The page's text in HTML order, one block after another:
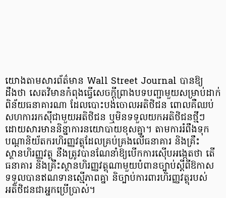
យោងតាមសារព័ត៌មាន Wall Street Journal បានឱ្យ
ដឹងថា សេតវិមានកំពុងធ្វើសេចក្តីព្រាងបទបញ្ជាមួយសម្រាប់ដាក់
ពិន័យធនាគារណា ដែលបោះបង់ចោលអតិថិជន ពោលគឺឈប់
សហការរកស៊ីជាមួយអតិថិជន ឬមិនទទួលយកអតិថិជនថ្មីៗ
ដោយសារមាននិន្នាការនយោបាយខុសគ្នា។ តាមការរំពឹងទុក
បណ្ដានិយ័តករហិរញ្ញវត្ថុដែលគ្រប់គ្រងលើធនាគារ និងគ្រឹះ
ស្ថានហិរញ្ញវត្ថុ នឹងត្រូវបានណែនាំឱ្យបើកការស៊ើបអង្កេតថា តើ
ធនាគារ និងគ្រឹះស្ថានហិរញ្ញវត្ថុណាមួយបំពានច្បាប់ស្តីពីឱកាស
ទទួលបានឥណទានស្មើភាពគ្នា និច្បាប់ការពារហិរញ្ញវត្ថុរបស់
អតិថិជនជាអ្នកប្រើប្រាស់។